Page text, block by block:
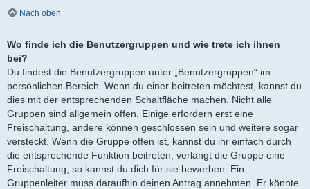
Nach oben
Wo finde ich die Benutzergruppen und wie trete ich ihnen
bei?
Du findest die Benutzergruppen unter „Benutzergruppen“ im
persönlichen Bereich. Wenn du einer beitreten möchtest, kannst du
dies mit der entsprechenden Schaltfläche machen. Nicht alle
Gruppen sind allgemein offen. Einige erfordern erst eine
Freischaltung, andere können geschlossen sein und weitere sogar
versteckt. Wenn die Gruppe offen ist, kannst du ihr einfach durch
die entsprechende Funktion beitreten; verlangt die Gruppe eine
Freischaltung, so kannst du dich für sie bewerben. Ein
Gruppenleiter muss daraufhin deinen Antrag annehmen. Er könnte